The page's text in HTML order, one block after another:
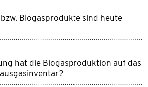
Biogasprodukte sind heute
hat die Biogasproduktion auf das